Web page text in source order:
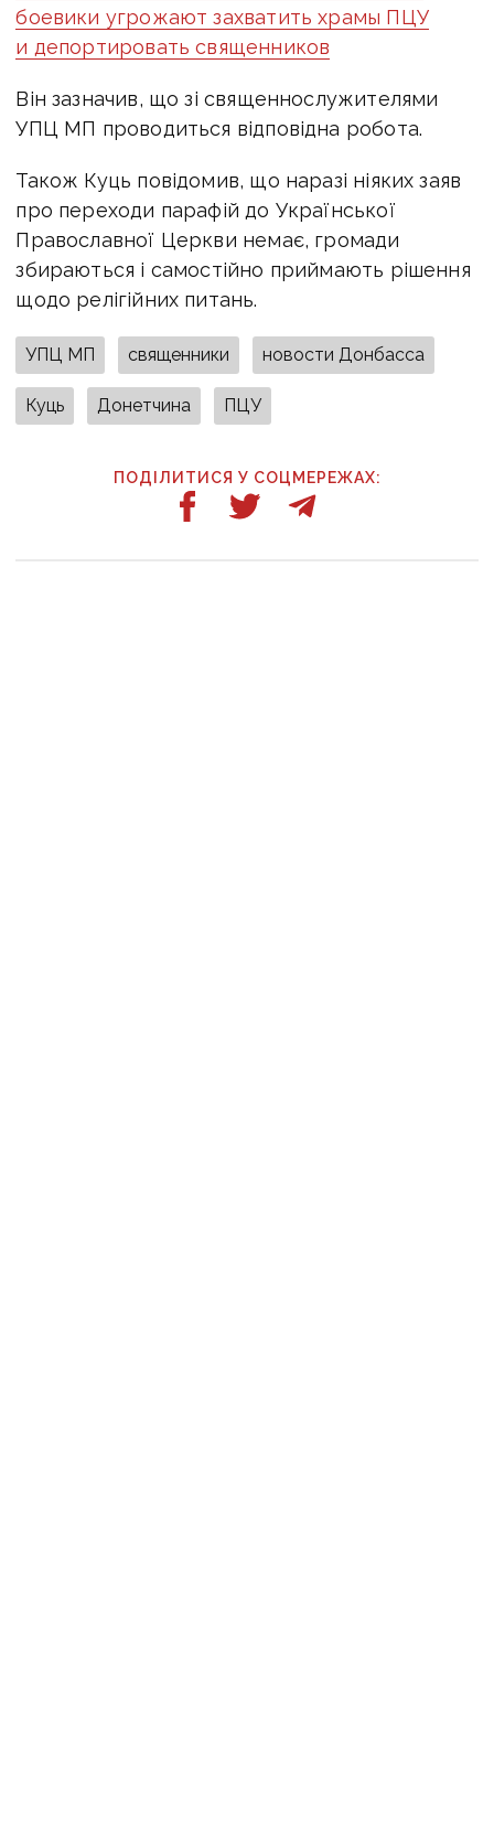
боевики угрожают захватить храмы ПЦУ
и депортировать священников
Він зазначив, що зі священнослужителями
УПЦ МП проводиться відповідна робота.
Також Куць повідомив, що наразі ніяких заяв
про переходи парафій до Української
Православної Церкви немає, громади
збираються і самостійно приймають рішення
щодо релігійних питань.
УПЦ МП священники новости Донбасса
Куць Донетчина ПЦУ
ПОДІЛИТИСЯ У СОЦМЕРЕЖАХ: